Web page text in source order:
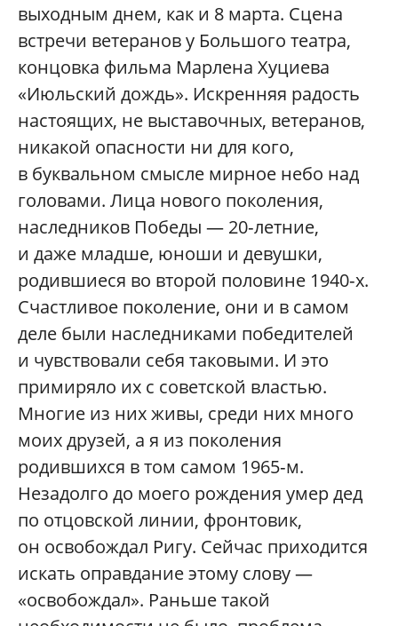
выходным днем, как и 8 марта. Сцена
встречи ветеранов у Большого театра,
концовка фильма Марлена Хуциева
«Июльский дождь». Искренняя радость
настоящих, не выставочных, ветеранов,
никакой опасности ни для кого,
в буквальном смысле мирное небо над
головами. Лица нового поколения,
наследников Победы — 20‑летние,
и даже младше, юноши и девушки,
родившиеся во второй половине 1940‑х.
Счастливое поколение, они и в самом
деле были наследниками победителей
и чувствовали себя таковыми. И это
примиряло их с советской властью.
Многие из них живы, среди них много
моих друзей, а я из поколения
родившихся в том самом 1965‑м.
Незадолго до моего рождения умер дед
по отцовской линии, фронтовик,
он освобождал Ригу. Сейчас приходится
искать оправдание этому слову —
«освобождал». Раньше такой